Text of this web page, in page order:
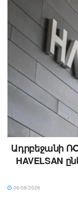
Ադրբեջանի
HAVELSAN
06/08/2026